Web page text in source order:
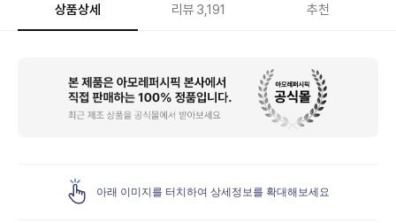
상품상세 리뷰 3,191 추천
아래 이미지를 터치하여 상세정보를 확대해보세요